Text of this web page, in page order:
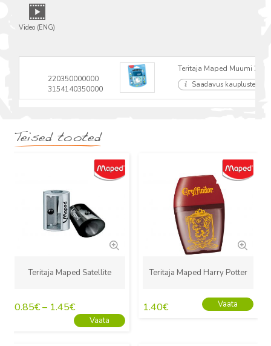
Video (ENG)
220350000000
3154140350000
Teritaja Maped Muumi 2
Saadavus kauplustes
Teised tooted
Teritaja Maped Satellite
0.85€– 1.45€
Vaata
Teritaja Maped Harry Potter
1.40€ Vaata